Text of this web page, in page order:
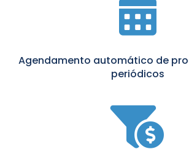

Agendamento automático de
periódicos
